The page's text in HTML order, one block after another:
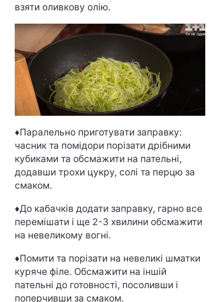
взяти оливкову олію.
♦Паралельно приготувати заправку:
часник та помідори порізати дрібними
кубиками та обсмажити на пательні,
додавши трохи цукру, солі та перцю за
смаком.
♦До кабачків додати заправку, гарно все
перемішати і ще 2-3 хвилини обсмажити
на невеликому вогні.
♦Помити та порізати на невеликі шматки
куряче філе. Обсмажити на іншій
пательні до готовності, посоливши і
поперчивши за смаком.